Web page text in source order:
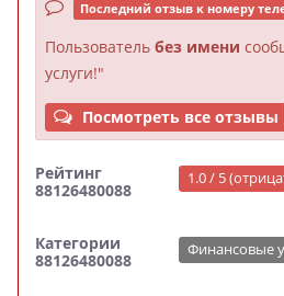
Последний отзыв к номеру
Пользователь без имени
услуги!"
Посмотреть все отзывы
Рейтинг
88126480088
1.0 / 5
Категории
88126480088
Финансовые